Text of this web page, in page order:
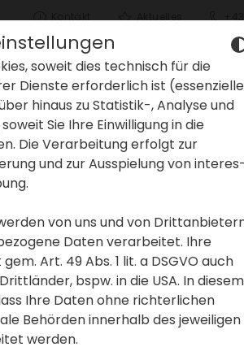
soweit dies tech­nisch für die
Dienste erfor­der­lich ist (essen­zi­elle
hinaus zu Statistik-, Analyse und
Sie Ihre Einwil­li­gung in die
Die Verar­bei­tung erfolgt zur
und zur Ausspie­lung von
von uns und von
Daten verar­beitet. Ihre
Art. 49 Abs. 1 lit. a DSGVO auch
bspw. in die USA. In diesem
Ihre Daten ohne rich­ter­li­chen
Behörden inner­halb des jewei­ligen
werden.
in